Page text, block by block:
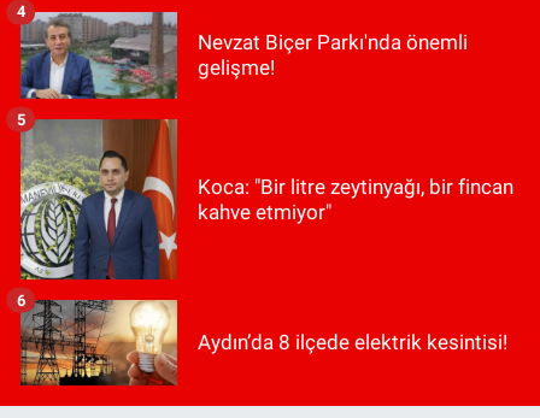
Nevzat Biçer Parkı'nda önemli
gelişme!
4
Koca: "Bir litre zeytinyağı, bir fincan
kahve etmiyor"
5
Aydın’da 8 ilçede elektrik kesintisi!
6